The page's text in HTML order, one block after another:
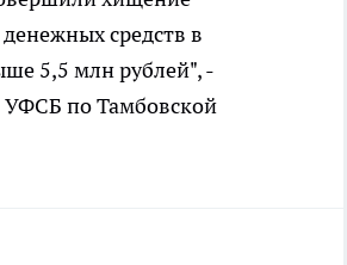
средств в
5,5 млн рублей", -
по Тамбовской